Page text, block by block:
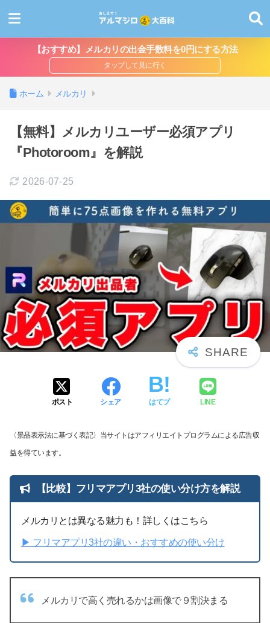
【おすすめ】メルカリの出金手数料を0円にする方法
ホーム メルカリ
【無料】メルカリユーザー必須アプリ
『Photoroom』を解説
2026-07-25
ポスト シェア はてブ LINE
〈景品表示法に基づく表記〉当サイトはアフィリエイトプログラムによる広告収
益を得ています。
【比較】フリマアプリ3社の使い分け方を解説
メルカリとは異なる魅力も！詳しくはこちら
▶︎ フリマアプリ3社の違い・おすすめの使い分け
メルカリで高く売れるかは画像で９割決まる